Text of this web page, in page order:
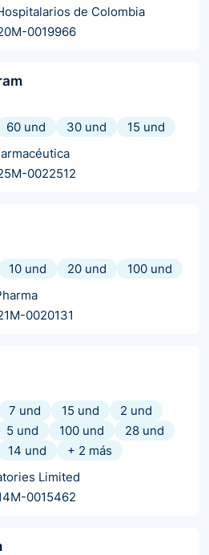
de Colombia
0019966
60 und 30 und
15 und
0022512
10 und 20 und
100 und
0020131
7 und 15 und
2 und
5 und 100 und
28 und
14 und + 2 más
Limited
0015462